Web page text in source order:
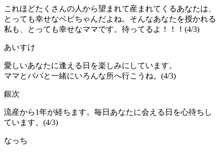
これほどたくさんの人から望まれて産まれてくるあなたは、
とっても幸せなベビちゃんだよね。そんなあなたを授かれる
私も、とっても幸せなママです。待ってるよ！！！(4/3)
あいすけ
愛しいあなたに逢える日を楽しみにしています。
ママとパパと一緒にいろんな所へ行こうね。(4/3)
銀次
流産から1年が経ちます。毎日あなたに会える日を心待ちし
ています。(4/3)
なっち